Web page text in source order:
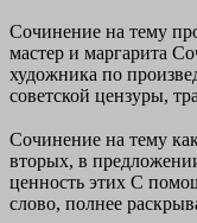
Сочинение на тему
мастер и маргарита
художника по
советской цензуры,
Сочинение на тему
вторых, в
ценность этих С
слово, полнее